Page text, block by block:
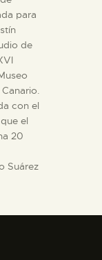
para
de
con el
el
20
Suárez